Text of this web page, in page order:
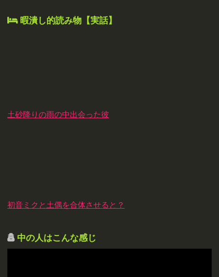
暇潰し的読み物【実話】
土砂降りの雨の中出会った彼
初音ミクと土偶を合体させると？
中の人はこんな感じ